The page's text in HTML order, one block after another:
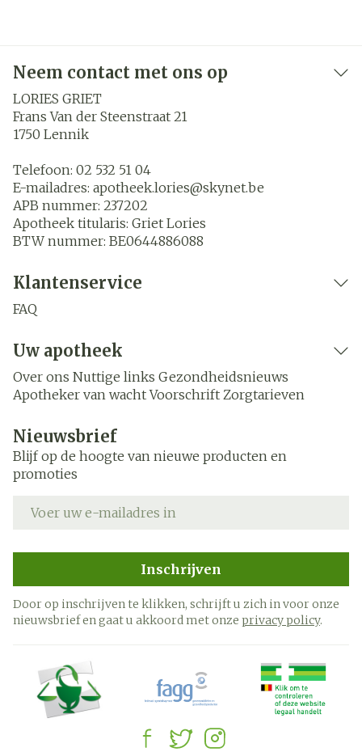
Neem contact met ons op
LORIES GRIET
Frans Van der Steenstraat 21
1750 Lennik
Telefoon: 02 532 51 04
E-mailadres: apotheek.lories@skynet.be
APB nummer: 237202
Apotheek titularis: Griet Lories
BTW nummer: BE0644886088
Klantenservice
FAQ
Uw apotheek
Over ons Nuttige links Gezondheidsnieuws
Apotheker van wacht Voorschrift Zorgtarieven
Nieuwsbrief
Blijf op de hoogte van nieuwe producten en
promoties
Inschrijven
Door op inschrijven te klikken, schrijft u zich in voor onze
nieuwsbrief en gaat u akkoord met onze privacy policy.